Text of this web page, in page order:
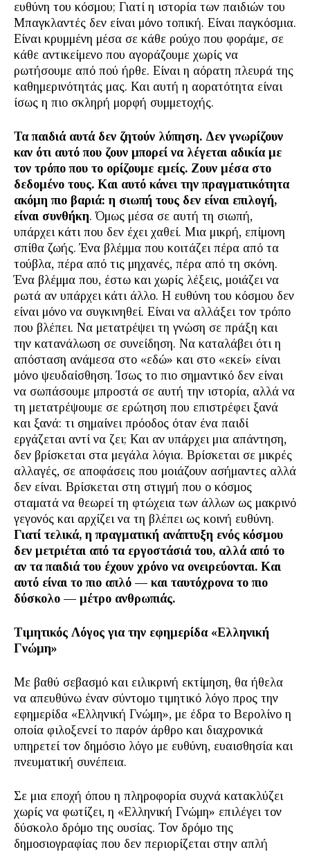
ευθύνη του κόσμου; Γιατί η ιστορία των παιδιών του
Μπαγκλαντές δεν είναι μόνο τοπική. Είναι παγκόσμια.
Είναι κρυμμένη μέσα σε κάθε ρούχο που φοράμε, σε
κάθε αντικείμενο που αγοράζουμε χωρίς να
ρωτήσουμε από πού ήρθε. Είναι η αόρατη πλευρά της
καθημερινότητάς μας. Και αυτή η αορατότητα είναι
ίσως η πιο σκληρή μορφή συμμετοχής.
Τα παιδιά αυτά δεν ζητούν λύπηση. Δεν γνωρίζουν
καν ότι αυτό που ζουν μπορεί να λέγεται αδικία με
τον τρόπο που το ορίζουμε εμείς. Ζουν μέσα στο
δεδομένο τους. Και αυτό κάνει την πραγματικότητα
ακόμη πιο βαριά: η σιωπή τους δεν είναι επιλογή,
είναι συνθήκη. Όμως μέσα σε αυτή τη σιωπή,
υπάρχει κάτι που δεν έχει χαθεί. Μια μικρή, επίμονη
σπίθα ζωής. Ένα βλέμμα που κοιτάζει πέρα από τα
τούβλα, πέρα από τις μηχανές, πέρα από τη σκόνη.
Ένα βλέμμα που, έστω και χωρίς λέξεις, μοιάζει να
ρωτά αν υπάρχει κάτι άλλο. Η ευθύνη του κόσμου δεν
είναι μόνο να συγκινηθεί. Είναι να αλλάξει τον τρόπο
που βλέπει. Να μετατρέψει τη γνώση σε πράξη και
την κατανάλωση σε συνείδηση. Να καταλάβει ότι η
απόσταση ανάμεσα στο «εδώ» και στο «εκεί» είναι
μόνο ψευδαίσθηση. Ίσως το πιο σημαντικό δεν είναι
να σωπάσουμε μπροστά σε αυτή την ιστορία, αλλά να
τη μετατρέψουμε σε ερώτηση που επιστρέφει ξανά
και ξανά: τι σημαίνει πρόοδος όταν ένα παιδί
εργάζεται αντί να ζει; Και αν υπάρχει μια απάντηση,
δεν βρίσκεται στα μεγάλα λόγια. Βρίσκεται σε μικρές
αλλαγές, σε αποφάσεις που μοιάζουν ασήμαντες αλλά
δεν είναι. Βρίσκεται στη στιγμή που ο κόσμος
σταματά να θεωρεί τη φτώχεια των άλλων ως μακρινό
γεγονός και αρχίζει να τη βλέπει ως κοινή ευθύνη.
Γιατί τελικά, η πραγματική ανάπτυξη ενός κόσμου
δεν μετριέται από τα εργοστάσιά του, αλλά από το
αν τα παιδιά του έχουν χρόνο να ονειρεύονται. Και
αυτό είναι το πιο απλό — και ταυτόχρονα το πιο
δύσκολο — μέτρο ανθρωπιάς.
Τιμητικός Λόγος για την εφημερίδα «Ελληνική
Γνώμη»
Με βαθύ σεβασμό και ειλικρινή εκτίμηση, θα ήθελα
να απευθύνω έναν σύντομο τιμητικό λόγο προς την
εφημερίδα «Ελληνική Γνώμη», με έδρα το Βερολίνο η
οποία φιλοξενεί το παρόν άρθρο και διαχρονικά
υπηρετεί τον δημόσιο λόγο με ευθύνη, ευαισθησία και
πνευματική συνέπεια.
Σε μια εποχή όπου η πληροφορία συχνά κατακλύζει
χωρίς να φωτίζει, η «Ελληνική Γνώμη» επιλέγει τον
δύσκολο δρόμο της ουσίας. Τον δρόμο της
δημοσιογραφίας που δεν περιορίζεται στην απλή